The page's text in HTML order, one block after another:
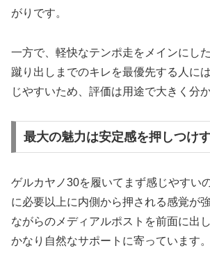
がりです。
一方で、軽快なテンポ走をメインにし
蹴り出しまでのキレを最優先する人に
じやすいため、評価は用途で大きく分か
最大の魅力は安定感を押しつけ
ゲルカヤノ30を履いてまず感じやすい
に必要以上に内側から押される感覚が
ながらのメディアルポストを前面に出
かなり自然なサポートに寄っています。